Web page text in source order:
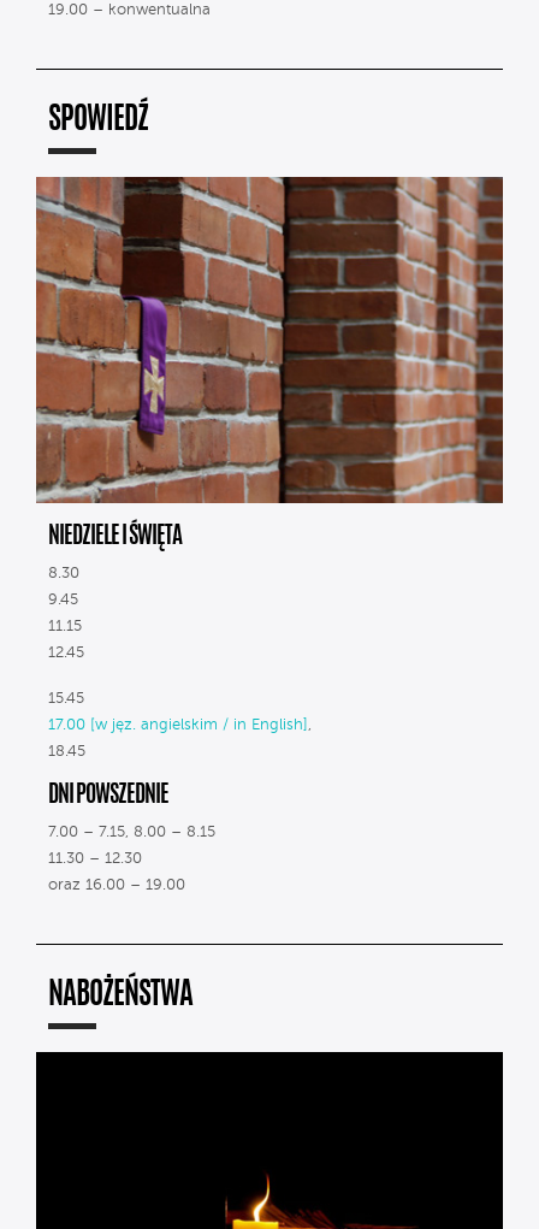
19.00 – konwentualna
SPOWIEDŹ
NIEDZIELE I ŚWIĘTA
8.30
9.45
11.15
12.45
15.45
17.00 [w jęz. angielskim / in English] ,
18.45
DNI POWSZEDNIE
7.00 – 7.15, 8.00 – 8.15
11.30 – 12.30
oraz 16.00 – 19.00
NABOŻEŃSTWA